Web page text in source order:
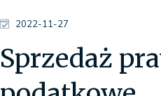
2022-11-27
Sprzedaż